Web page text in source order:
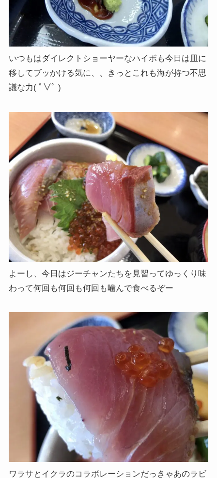
いつもはダイレクトショーヤーなハイボも今日は皿に
移してブッかける気に、、きっとこれも海が持つ不思
議な力( ﾟ∀ﾟ )
よーし、今日はジーチャンたちを見習ってゆっくり味
わって何回も何回も何回も噛んで食べるぞー
ワラサとイクラのコラボレーションだっきゃあのラビ